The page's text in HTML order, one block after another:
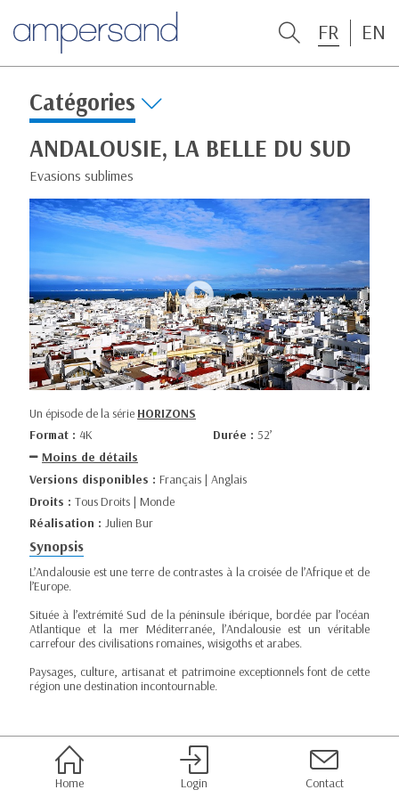
FR EN
Catégories
ANDALOUSIE, LA BELLE DU SUD
Evasions sublimes
Un épisode de la série HORIZONS
Format : 4K Durée : 52’
Moins de détails
Versions disponibles : Français | Anglais
Droits : Tous Droits | Monde
Réalisation : Julien Bur
Synopsis
L’Andalousie est une terre de contrastes à la croisée de l’Afrique et de
l’Europe.
Située à l’extrémité Sud de la péninsule ibérique, bordée par l’océan
Atlantique et la mer Méditerranée, l’Andalousie est un véritable
carrefour des civilisations romaines, wisigoths et arabes.
Paysages, culture, artisanat et patrimoine exceptionnels font de cette
région une destination incontournable.
Home Login Contact